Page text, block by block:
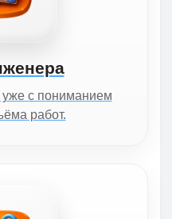
с пониманием
работ.